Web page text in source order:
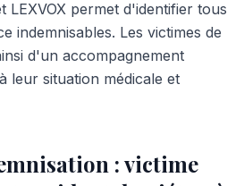
LEXVOX permet d'identifier tous
indemnisables. Les victimes de
d'un accompagnement
leur situation médicale et
: victime